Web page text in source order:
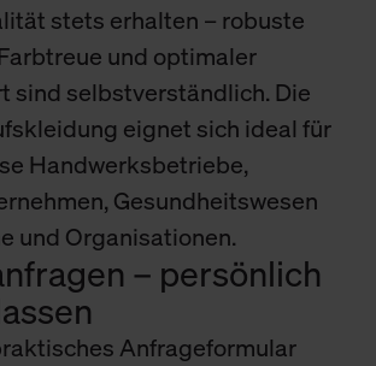
stets erhalten – robuste
und optimaler
sind selbstverständlich. Die
eignet sich ideal für
Handwerksbetriebe,
Gesundheitswesen
und Organisationen.
– persönlich
Anfrageformular